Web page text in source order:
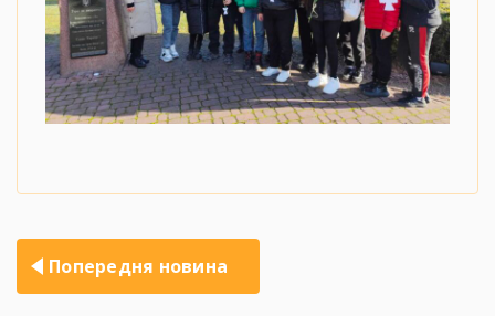
Навігація
записів
Попередня новина